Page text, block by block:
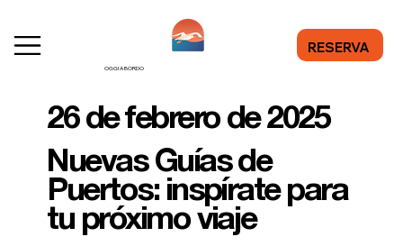
RESERVA
OGGI A BORDO
26 de febrero de 2025
Nuevas Guías de
Puertos: inspírate para
tu próximo viaje